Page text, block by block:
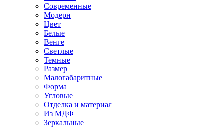
Современные
Модерн
Цвет
Белые
Венге
Светлые
Темные
Размер
Малогабаритные
Форма
Угловые
Отделка и материал
Из МДФ
Зеркальные